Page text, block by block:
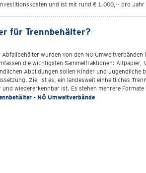
und ist mit rund € 1.000,-- pro
für Trennbehälter?
wurden von den NÖ
die wichtigsten Sammelfraktionen:
Abbildungen sollen Kinder und
Ziel ist es, ein landesweit einheitliches
und wiedererkennbar ist. Es stehen mehrere
- NÖ Umweltverbände